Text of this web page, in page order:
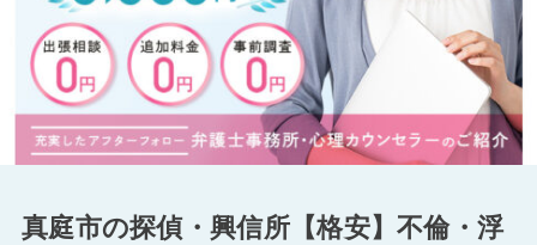
真庭市の探偵・興信所【格安】不倫・浮